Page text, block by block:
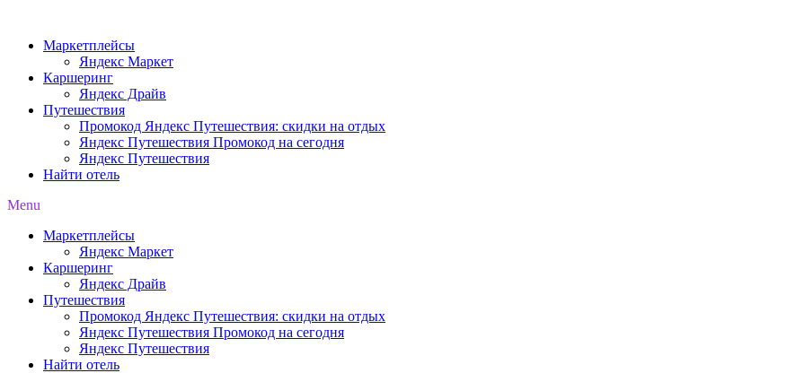
содержимому
Маркетплейсы
Яндекс Маркет
Каршеринг
Яндекс Драйв
Путешествия
Промокод Яндекс Путешествия: скидки на отдых
Яндекс Путешествия Промокод на сегодня
Яндекс Путешествия
Найти отель
Menu
Маркетплейсы
Яндекс Маркет
Каршеринг
Яндекс Драйв
Путешествия
Промокод Яндекс Путешествия: скидки на отдых
Яндекс Путешествия Промокод на сегодня
Яндекс Путешествия
Найти отель